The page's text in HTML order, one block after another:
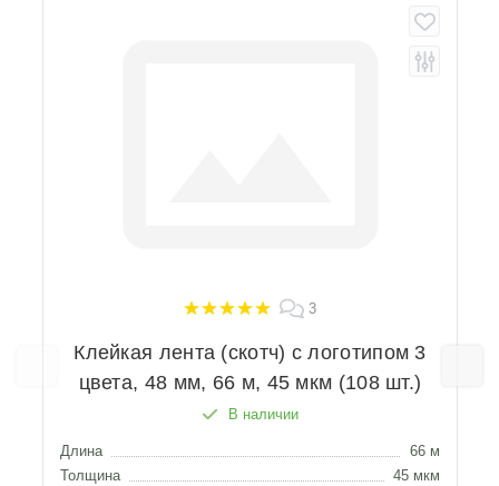
3
Клейкая лента (скотч) с логотипом 3
цвета, 48 мм, 66 м, 45 мкм (108 шт.)
В наличии
Длина
66 м
Толщина
45 мкм